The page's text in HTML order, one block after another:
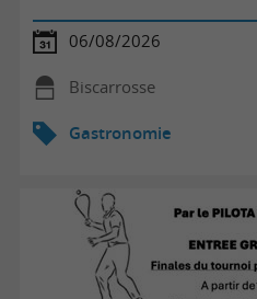
06/08/2026
Biscarrosse
Gastronomie